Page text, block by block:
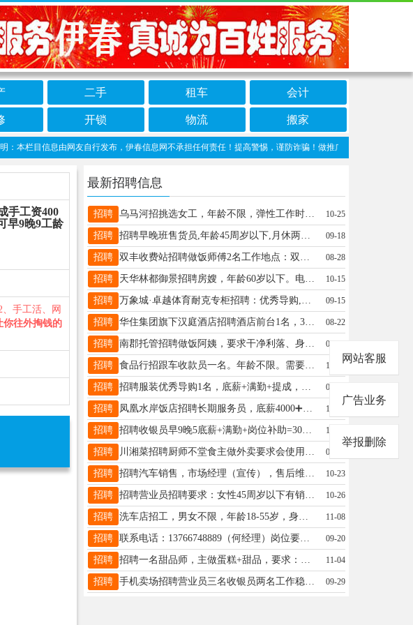
二手 租车 会计
开锁 物流 搬家
本栏目信息由网友自行发布，伊春信息网不承担任何责任！提高警惕，谨防诈骗！做推广、做信息置顶！请加
手工资400
早9晚9工龄
、手工活、网
你往外掏钱的
最新招聘信息
招聘 乌马河招挑选女工，年龄不限，弹性工作时间，计件工资，多干多得，到月就开支，以上信息绝对真实，工作地点乌马河关女士13039675012 10-25
招聘 招聘早晚班售货员,年龄45周岁以下,月休两天,底薪2500＋提成+满勤+效益提成早班早8点到下午四点，晚班下午2点到晚10点联系电话17678586999仪女士17678586999 09-18
招聘 双丰收费站招聘做饭师傅2名工作地点：双丰收费站薪资待遇：面议岗位职责：1.负责职工食堂每日菜品烹饪，保证饭菜质量、口味及营养搭配；2.根据用餐人数合理备餐，避免浪费；3.保持厨房卫生整洁，确保食品安全与操作规范；4.完成食堂其他相关工作安排。任职要求：1.身体健康，持有效健康证，具备良好的卫生习惯；2.有食堂或餐饮行业工作经验者优先；3.擅长家常菜、大锅菜，能适应职工食堂工作节奏；4.年龄55周岁以下，责任心强，吃苦耐劳有意者请联系：13104586500期待您的加入，为职工提供美味健康的餐饮服务！王女士13104586500 08-28
招聘 天华林都御景招聘房嫂，年龄60岁以下。电话：15204580886孟女士13895930021 10-15
招聘 万象城·卓越体育耐克专柜招聘：优秀导购,三班倒，每月2天带薪休息，底薪➕满勤➕车补➕个人业绩➕提成翻倍奖励期待优秀的你加入18345871224李18345871224 09-15
招聘 华住集团旗下汉庭酒店招聘酒店前台1名，35周岁以下，ABO倒班，底薪+提成，综合薪资3-5k，要求无明显纹身，有无经验均可！招聘客房经理1名，底薪3388，做房无底房，五险一金，上六休一，有经验优先；招聘客房服务员1名，2800底薪+200满勤+做房提成，上六休一，有经验优先；我们有：五险！员工餐（2餐）！法定假日三薪！节假日福利！王经理17262590518 08-22
招聘 南郡托管招聘做饭阿姨，要求干净利落、身体健康。13194583553女士13194583553 08-23
招聘 食品行招跟车收款员一名。年龄不限。需要男士。 10-24
招聘 招聘服装优秀导购1名，底薪+满勤+提成，每个月带薪休息4天，有工作经验者优先，联系方式15245192901微信同步郑女士18645878838 08-08
招聘 凤凰水岸饭店招聘长期服务员，底薪4000➕满勤200➕酒水提成➕菜品提成➕店铺宣传➕办卡提成工资5000以上早9点到晚9点有两个半天休息，联系电话：13845805917刘先生13845805917 11-04
招聘 招聘收银员早9晚5底薪+满勤+岗位补助=3000年龄45岁以内详细面谈刘女士18249803036 10-13
招聘 川湘菜招聘厨师不堂食主做外卖要求会使用酱料调味会翻锅酱料都是成品要求勤劳肯干人品好能长干工资面议后期人员配合默契有休息工资面议18724589661张先生18724589661 09-06
招聘 招聘汽车销售，市场经理（宣传），售后维修（机修，钣金，喷漆），沟通能力、学习力、执行力强,​待遇优厚,交养老保险，月休2天，中午管餐。工作时间:早8:00---晚5:30待遇优厚。程经理13234581847 10-23
招聘 招聘营业员招聘要求：女性45周岁以下有销售经验或从事精品水果相关经验者优先待遇优厚工作地址：伊春市伊美区溪语墅西门小π甄选果品.联系方式：19104585222先生19104585222 10-26
招聘 洗车店招工，男女不限，年龄18-55岁，身体健康，会开车优先，有无经验均可，工资面议，地址伊春升辉市场附近，电话13614583988钟15145825769 11-08
招聘 联系电话：13766748889（何经理）岗位要求：平面设计师2名：熟练用PS、AI、CDR、排版、等设计软件何经理13664583792 09-20
招聘 招聘一名甜品师，主做蛋糕+甜品，要求：年龄18——30岁，女，成手优先（成手工资4000➕，也可学徒工作（边干边学包教会，招长期，有上进心，早8.30——晚6，待遇优厚杨18204585147 11-04
招聘 手机卖场招聘营业员三名收银员两名工作稳定月休三天联系电话18545486669赵经理18545486669 09-29
网站客服
广告业务
举报删除